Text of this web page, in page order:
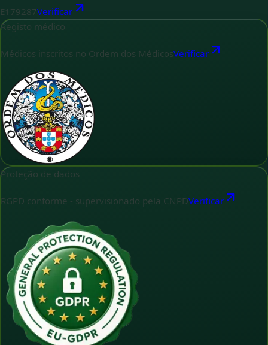
E179287Verificar
Registo médico
Médicos inscritos no Ordem dos MédicosVerificar
Proteção de dados
RGPD conforme - supervisionado pela CNPDVerificar